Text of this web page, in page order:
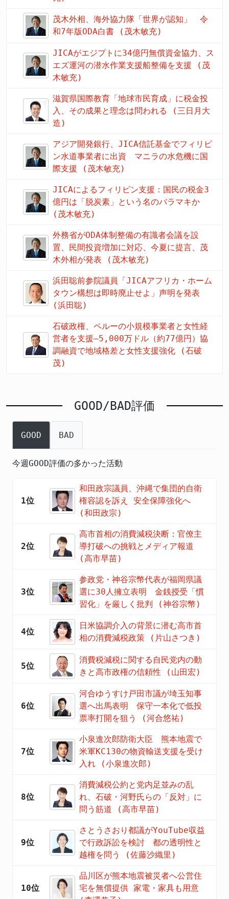
茂木外相、海外協力隊「世界が認知」 令
和7年版ODA白書 (茂木敏充)
JICAがエジプトに34億円無償資金協力、ス
エズ運河の潜水作業支援船整備を支援 (茂
木敏充)
滋賀県国際教育「地球市民育成」に税金投
入、その成果と理念は問われる (三日月大
造)
アジア開発銀行、JICA信託基金でフィリピ
ン水道事業者に出資 マニラの水危機に国
際支援 (茂木敏充)
JICAによるフィリピン支援：国民の税金3
億円は「脱炭素」という名のバラマキか
(茂木敏充)
外務省がODA体制整備の有識者会議を設
置、民間投資増加に対応、今夏に提言、茂
木外相が発表 (茂木敏充)
浜田聡前参院議員「JICAアフリカ・ホーム
タウン構想は即時廃止せよ」声明を発表
(浜田聡)
石破政権、ペルーの小規模事業者と女性経
営者を支援—5,000万ドル（約77億円）協
調融資で地域格差と女性支援強化 (石破
茂)
GOOD/BAD評価
GOOD BAD
今週GOOD評価の多かった活動
1位
和田政宗議員、沖縄で集団的自衛
権容認を訴え 安全保障強化へ
(和田政宗)
2位
高市首相の消費減税決断：官僚主
導打破への挑戦とメディア報道
(高市早苗)
3位
参政党・神谷宗幣代表が福岡県議
選に30人擁立表明 金銭授受「慣
習化」を厳しく批判 (神谷宗幣)
4位
日米協調介入の背景に潜む高市首
相の消費減税政策 (片山さつき)
5位
消費税減税に関する自民党内の動
きと高市政権の信頼性 (山田宏)
6位
河合ゆうすけ戸田市議が埼玉知事
選へ出馬表明 保守一本化で低投
票率打開を狙う (河合悠祐)
7位
小泉進次郎防衛大臣 熊本地震で
米軍KC130の物資輸送支援を受け
入れ (小泉進次郎)
8位
消費減税公約と党内足並みの乱
れ、石破・河野氏らの「反対」に
問う筋道 (高市早苗)
9位
さとうさおり都議がYouTube収益
で行政訴訟を検討 都の透明性と
越権を問う (佐藤沙織里)
10位
品川区が熊本地震被災者へ公営住
宅を無償提供 家電・家具も用意